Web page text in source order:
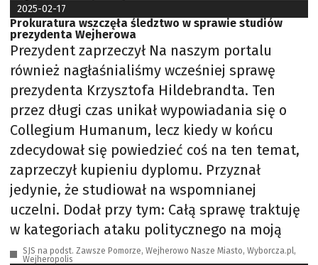
2025-02-17
Prokuratura wszczęła śledztwo w sprawie studiów
prezydenta Wejherowa
Prezydent zaprzeczył Na naszym portalu
również nagłaśnialiśmy wcześniej sprawę
prezydenta Krzysztofa Hildebrandta. Ten
przez długi czas unikał wypowiadania się o
Collegium Humanum, lecz kiedy w końcu
zdecydował się powiedzieć coś na ten temat,
zaprzeczył kupieniu dyplomu. Przyznał
jedynie, że studiował na wspomnianej
uczelni. Dodał przy tym: Całą sprawę traktuję
w kategoriach ataku politycznego na moją
SJS na podst. Zawsze Pomorze, Wejherowo Nasze Miasto, Wyborcza.pl,
Wejheropolis